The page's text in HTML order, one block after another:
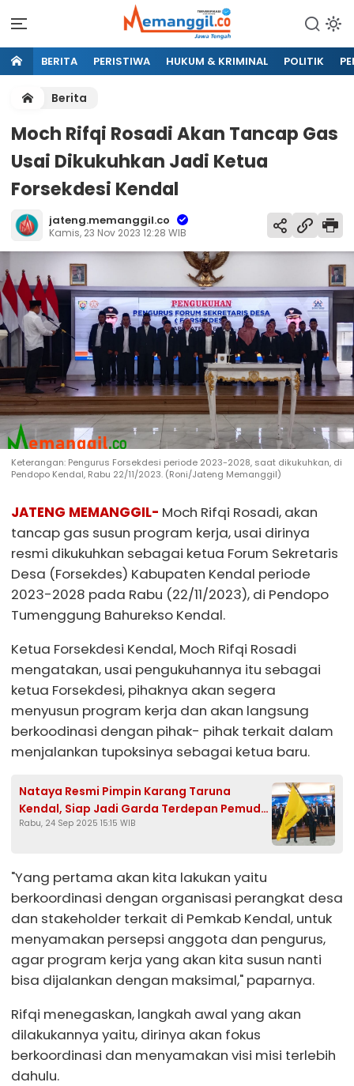
BERITA PERISTIWA HUKUM & KRIMINAL POLITIK
Berita
Moch Rifqi Rosadi Akan Tancap Gas
Usai Dikukuhkan Jadi Ketua
Forsekdesi Kendal
jateng.memanggil.co
Kamis, 23 Nov 2023 12:28 WIB
Keterangan: Pengurus Forsekdesi periode 2023-2028, saat dikukuhkan, di
Pendopo Kendal, Rabu 22/11/2023. (Roni/Jateng Memanggil)
JATENG MEMANGGIL- Moch Rifqi Rosadi, akan
tancap gas susun program kerja, usai dirinya
resmi dikukuhkan sebagai ketua Forum Sekretaris
Desa (Forsekdes) Kabupaten Kendal periode
2023-2028 pada Rabu (22/11/2023), di Pendopo
Tumenggung Bahurekso Kendal.
Ketua Forsekdesi Kendal, Moch Rifqi Rosadi
mengatakan, usai pengukuhannya itu sebagai
ketua Forsekdesi, pihaknya akan segera
menyusun program kerja dan akan langsung
berkoodinasi dengan pihak- pihak terkait dalam
menjalankan tupoksinya sebagai ketua baru.
Nataya Resmi Pimpin Karang Taruna
Kendal, Siap Jadi Garda Terdepan Pemuda
Menuju Indonesia Emas 2045
Rabu, 24 Sep 2025 15:15 WIB
"Yang pertama akan kita lakukan yaitu
berkoordinasi dengan organisasi perangkat desa
dan stakeholder terkait di Pemkab Kendal, untuk
menyamakan persepsi anggota dan pengurus,
agar program kerja yang akan kita susun nanti
bisa dijalankan dengan maksimal," paparnya.
Rifqi menegaskan, langkah awal yang akan
dilakukannya yaitu, dirinya akan fokus
berkoordinasi dan menyamakan visi misi terlebih
dahulu.